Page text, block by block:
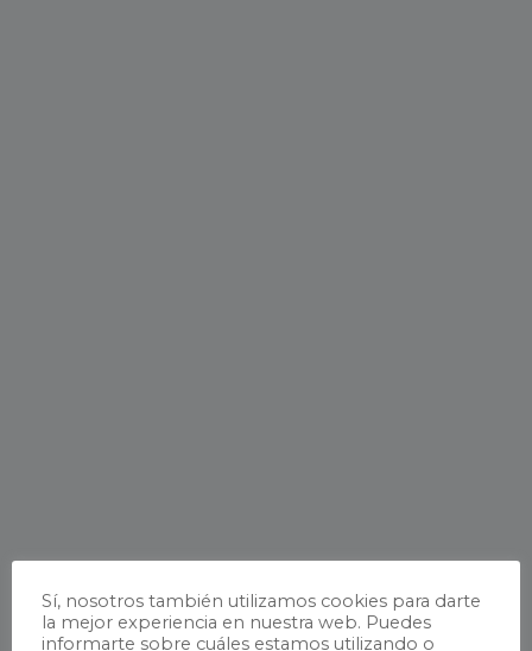
Sí, nosotros también utilizamos cookies para darte
la mejor experiencia en nuestra web. Puedes
informarte sobre cuáles estamos utilizando o